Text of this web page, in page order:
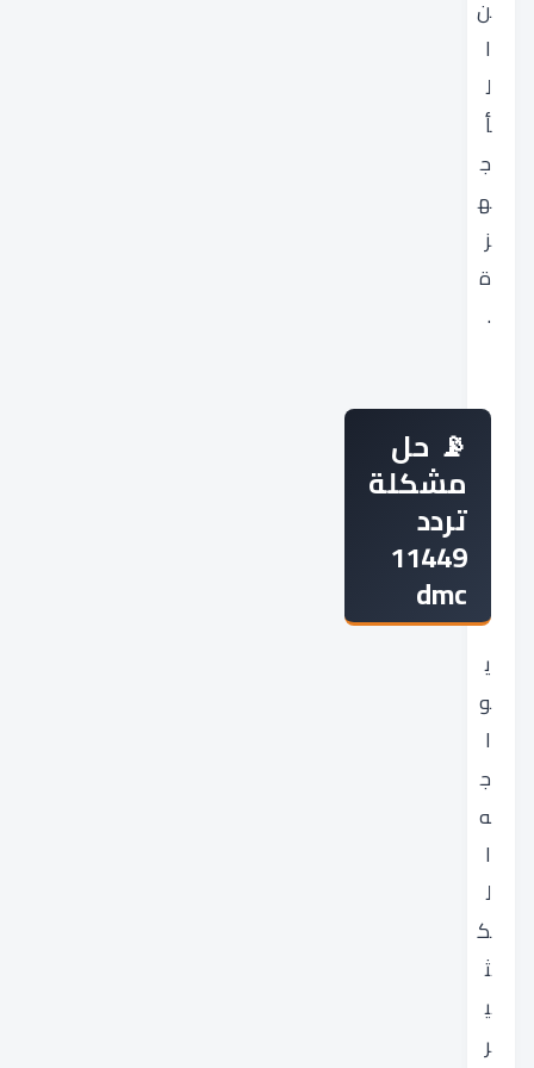
ن
ا
ل
أ
ج
ه
ز
ة
.
حل
مشكلة
تردد
11449
dmc
ي
و
ا
ج
ه
ا
ل
ك
ث
ي
ر